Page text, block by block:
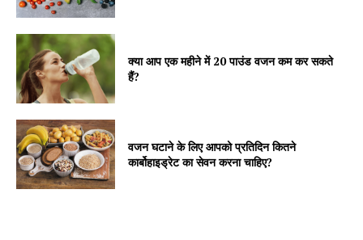
क्या आप एक महीने में 20 पाउंड वजन कम कर सकते
हैं?
वजन घटाने के लिए आपको प्रतिदिन कितने
कार्बोहाइड्रेट का सेवन करना चाहिए?